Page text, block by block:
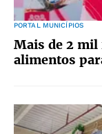
PORTAL MUNICÍPIOS
Mais de 2 mil
alimentos